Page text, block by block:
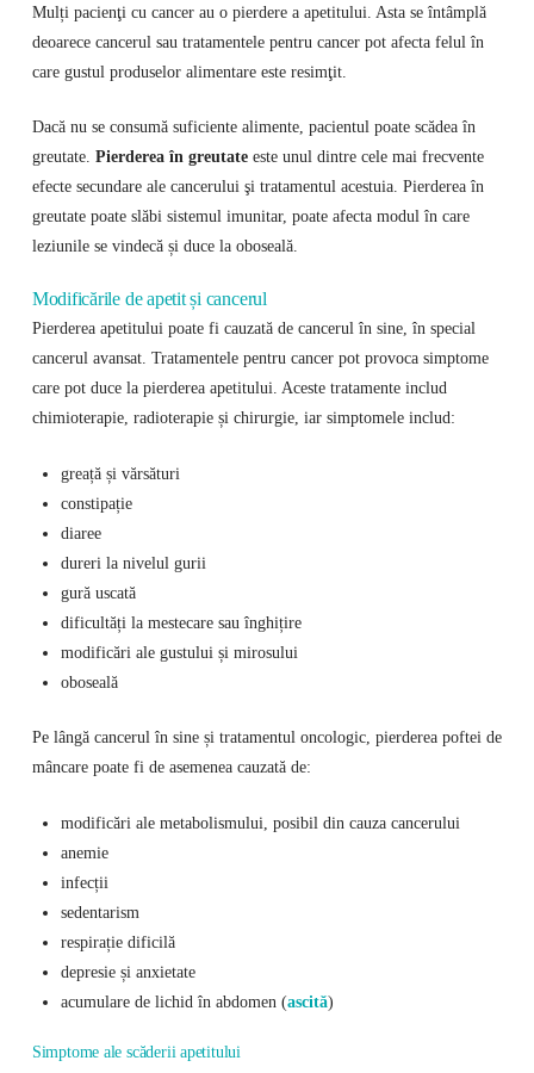
Mulți pacienţi cu cancer au o pierdere a apetitului. Asta se întâmplă
deoarece cancerul sau tratamentele pentru cancer pot afecta felul în
care gustul produselor alimentare este resimţit.
Dacă nu se consumă suficiente alimente, pacientul poate scădea în
greutate. Pierderea în greutateeste unul dintre cele mai frecvente
efecte secundare ale cancerului şi tratamentul acestuia. Pierderea în
greutate poate slăbi sistemul imunitar, poate afecta modul în care
leziunile se vindecă și duce la oboseală.
Modificările de apetit și cancerul
Pierderea apetitului poate fi cauzată de cancerul în sine, în special
cancerul avansat. Tratamentele pentru cancer pot provoca simptome
care pot duce la pierderea apetitului. Aceste tratamente includ
chimioterapie, radioterapie și chirurgie, iar simptomele includ:
greață și vărsături
constipație
diaree
dureri la nivelul gurii
gură uscată
dificultăți la mestecare sau înghițire
modificări ale gustului și mirosului
oboseală
Pe lângă cancerul în sine și tratamentul oncologic, pierderea poftei de
mâncare poate fi de asemenea cauzată de:
modificări ale metabolismului, posibil din cauza cancerului
anemie
infecții
sedentarism
respirație dificilă
depresie și anxietate
acumulare de lichid în abdomen (ascită)
Simptome ale scăderii apetitului